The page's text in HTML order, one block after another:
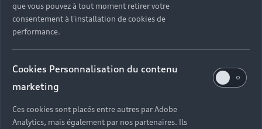
que vous pouvez à tout moment retirer votre
consentement à l'installation de cookies de
performance.
Cookies Personnalisation du contenu
marketing
Ces cookies sont placés entre autres par Adobe
Analytics, mais également par nos partenaires. Ils